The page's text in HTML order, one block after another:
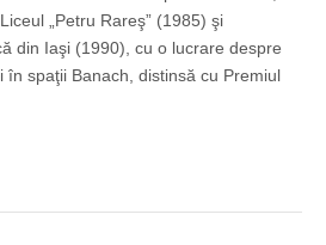
„Petru Rareş” (1985) şi
din Iaşi (1990), cu o lucrare despre
în spaţii Banach, distinsă cu Premiul